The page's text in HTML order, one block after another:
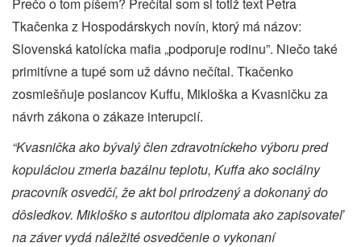
Tkačenka z Hospodárskych novín, ktorý má názov:
Slovenská katolícka mafia „podporuje rodinu”. Niečo také
primitívne a tupé som už dávno nečítal. Tkačenko
zosmiešňuje poslancov Kuffu, Mikloška a Kvasničku za
návrh zákona o zákaze interupcií.
“Kvasnička ako bývalý člen zdravotníckeho výboru pred
kopuláciou zmeria bazálnu teplotu, Kuffa ako sociálny
pracovník osvedčí, že akt bol prirodzený a dokonaný do
dôsledkov. Mikloško s autoritou diplomata ako zapisovateľ
na záver vydá náležité osvedčenie o vykonaní